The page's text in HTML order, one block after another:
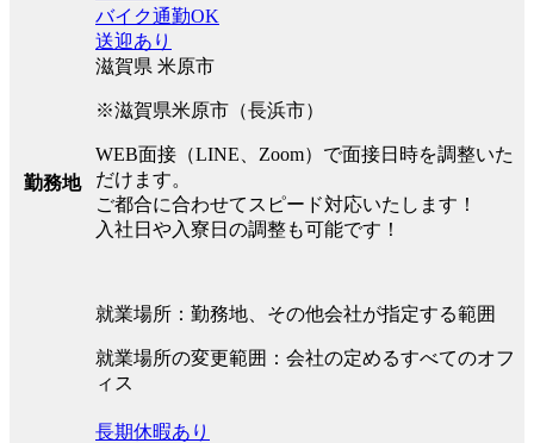
勤務地
バイク通勤OK
送迎あり
滋賀県 米原市
※滋賀県米原市（長浜市）
WEB面接（LINE、Zoom）で面接日時を調整いた
だけます。
ご都合に合わせてスピード対応いたします！
入社日や入寮日の調整も可能です！
就業場所：勤務地、その他会社が指定する範囲
就業場所の変更範囲：会社の定めるすべてのオフ
ィス
長期休暇あり